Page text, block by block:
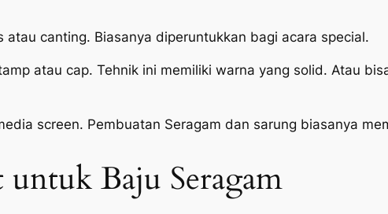
canting. Biasanya diperuntukkan bagi acara special.
atau cap. Tehnik ini memiliki warna yang solid. Atau
screen. Pembuatan Seragam dan sarung biasanya
Baju Seragam